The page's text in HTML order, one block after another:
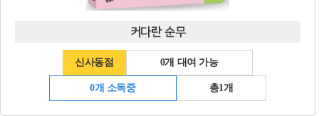
커다란 순무
신사동점 0개 대여 가능
0개 소독중 총1개